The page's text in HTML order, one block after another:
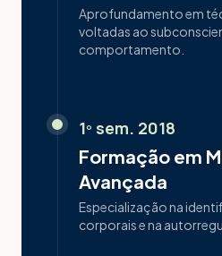
Aprofundamento em
voltadas ao
comportamento.
1º sem. 2018
Formação em
Avançada
Especialização na
corporais e na